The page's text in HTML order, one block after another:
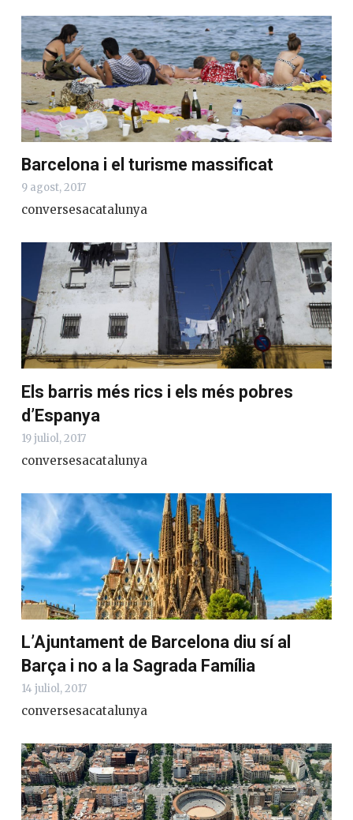
Barcelona i el turisme massificat
9 agost, 2017
conversesacatalunya
Els barris més rics i els més pobres
d’Espanya
19 juliol, 2017
conversesacatalunya
L’Ajuntament de Barcelona diu sí al
Barça i no a la Sagrada Família
14 juliol, 2017
conversesacatalunya